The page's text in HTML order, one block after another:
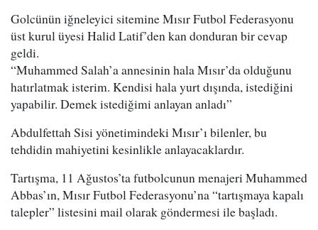
Golcünün iğneleyici sitemine Mısır Futbol Federasyonu
üst kurul üyesi Halid Latif’den kan donduran bir cevap
geldi.
“Muhammed Salah’a annesinin hala Mısır’da olduğunu
hatırlatmak isterim. Kendisi hala yurt dışında, istediğini
yapabilir. Demek istediğimi anlayan anladı”
Abdulfettah Sisi yönetimindeki Mısır’ı bilenler, bu
tehdidin mahiyetini kesinlikle anlayacaklardır.
Tartışma, 11 Ağustos’ta futbolcunun menajeri Muhammed
Abbas’ın, Mısır Futbol Federasyonu’na “tartışmaya kapalı
talepler” listesini mail olarak göndermesi ile başladı.